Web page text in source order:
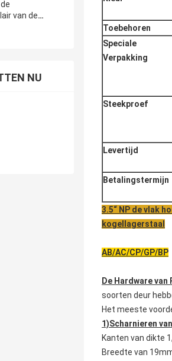
van de
NU
Toebehoren
Speciale
Verpakking
Steekproef
Levertijd
Betalingstermijn
3.5“ NP de vlak
kogellagerstaal
AB/AC/CP/GP/BP
De Hardware
soorten deur
Het meeste
1)Scharnieren
Kanten van dikte
Breedte van